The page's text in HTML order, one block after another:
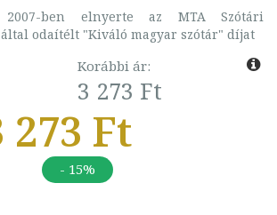
ben elnyerte az MTA Szótári
odaítélt "Kiváló magyar szótár" díjat
Korábbi ár:
3 273 Ft
273 Ft
- 15%